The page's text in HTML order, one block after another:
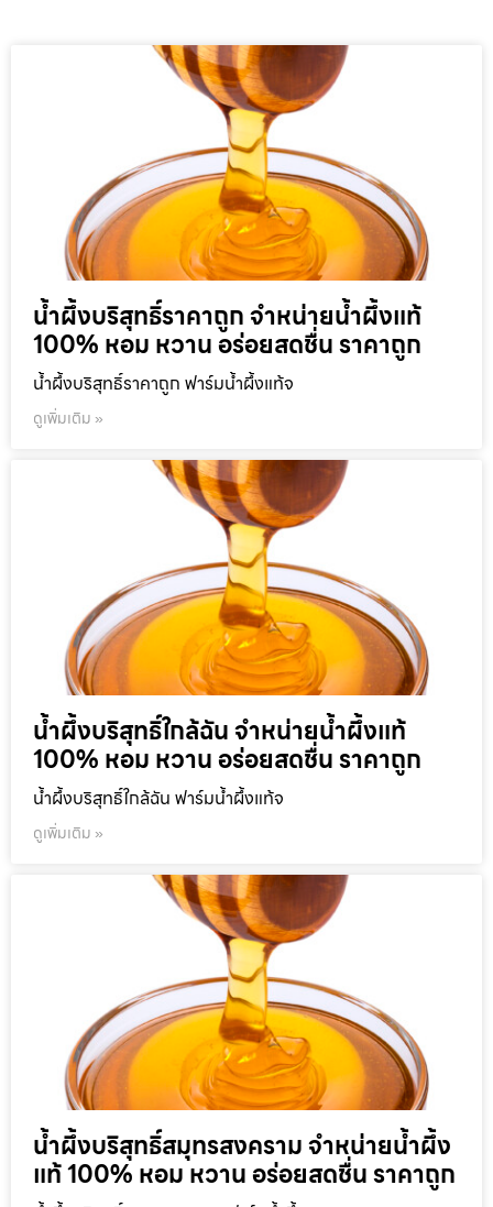
น้ำผึ้งบริสุทธิ์ราคาถูก จำหน่ายน้ำผึ้งแท้
100% หอม หวาน อร่อยสดชื่น ราคาถูก
น้ำผึ้งบริสุทธิ์ราคาถูก ฟาร์มน้ำผึ้งแท้จ
ดูเพิ่มเติม »
น้ำผึ้งบริสุทธิ์ใกล้ฉัน จำหน่ายน้ำผึ้งแท้
100% หอม หวาน อร่อยสดชื่น ราคาถูก
น้ำผึ้งบริสุทธิ์ใกล้ฉัน ฟาร์มน้ำผึ้งแท้จ
ดูเพิ่มเติม »
น้ำผึ้งบริสุทธิ์สมุทรสงคราม จำหน่ายน้ำผึ้ง
แท้ 100% หอม หวาน อร่อยสดชื่น ราคาถูก